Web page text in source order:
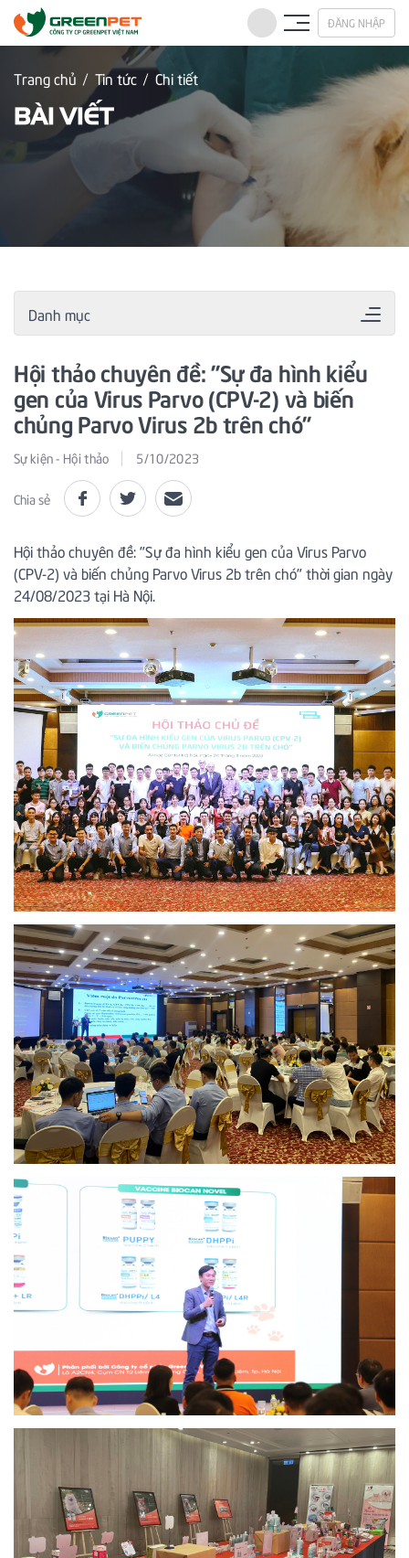
ĐĂNG NHẬP
Trang chủ Tin tức Chi tiết
BÀI VIẾT
Danh mục
Hội thảo chuyên đề: "Sự đa hình kiểu
gen của Virus Parvo (CPV-2) và biến
chủng Parvo Virus 2b trên chó"
Sự kiện - Hội thảo 5/10/2023
Chia sẻ
Hội thảo chuyên đề: "Sự đa hình kiểu gen của Virus Parvo
(CPV-2) và biến chủng Parvo Virus 2b trên chó" thời gian ngày
24/08/2023 tại Hà Nội.